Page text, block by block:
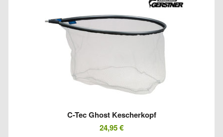
C-Tec Ghost Kescherkopf
24,95€